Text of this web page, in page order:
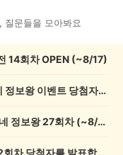
질문들을 모아봐요
14회차 OPEN (~8/17)
💰[당첨자 발표] 26회차 우리 동네 정보왕 이벤트 당첨자를 발표합니다!
💸 전원 2,000캐시 지급! 우리 동네 정보왕 27회차 (~8/10)
💰[당첨자 발표] 우리 동네 썰전 12회차 당첨자를 발표합니다!